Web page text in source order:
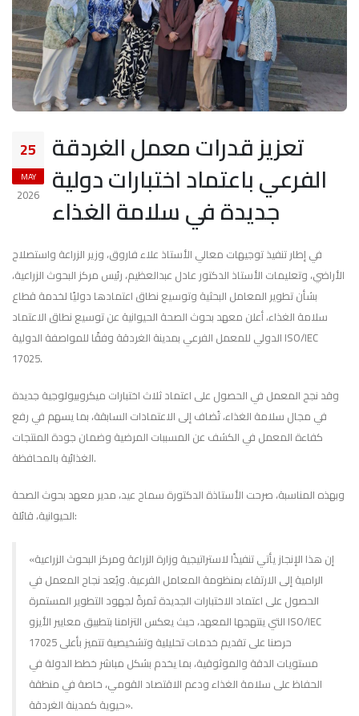
25
MAY
2026
تعزيز قدرات معمل الغردقة
الفرعي باعتماد اختبارات دولية
جديدة في سلامة الغذاء
في إطار تنفيذ توجيهات معالي الأستاذ علاء فاروق، وزير الزراعة واستصلاح
الأراضي، وتعليمات الأستاذ الدكتور عادل عبدالعظيم، رئيس مركز البحوث الزراعية،
بشأن تطوير المعامل البحثية وتوسيع نطاق اعتمادها دوليًا لخدمة قطاع
سلامة الغذاء، أعلن معهد بحوث الصحة الحيوانية عن توسيع نطاق الاعتماد
الدولي للمعمل الفرعي بمدينة الغردقة وفقًا للمواصفة الدولية ISO/IEC
17025.
وقد نجح المعمل في الحصول على اعتماد ثلاث اختبارات ميكروبيولوجية جديدة
في مجال سلامة الغذاء، تُضاف إلى الاعتمادات السابقة، بما يسهم في رفع
كفاءة المعمل في الكشف عن المسببات المرضية وضمان جودة المنتجات
الغذائية بالمحافظة.
وبهذه المناسبة، صرحت الأستاذة الدكتورة سماح عيد، مدير معهد بحوث الصحة
الحيوانية، قائلة:
«إن هذا الإنجاز يأتي تنفيذًا لاستراتيجية وزارة الزراعة ومركز البحوث الزراعية
الرامية إلى الارتقاء بمنظومة المعامل الفرعية. ويُعد نجاح المعمل في
الحصول على اعتماد الاختبارات الجديدة ثمرةً لجهود التطوير المستمرة
التي ينتهجها المعهد، حيث يعكس التزامنا بتطبيق معايير الأيزو ISO/IEC
17025 حرصنا على تقديم خدمات تحليلية وتشخيصية تتميز بأعلى
مستويات الدقة والموثوقية، بما يخدم بشكل مباشر خطط الدولة في
الحفاظ على سلامة الغذاء ودعم الاقتصاد القومي، خاصة في منطقة
حيوية كمدينة الغردقة».